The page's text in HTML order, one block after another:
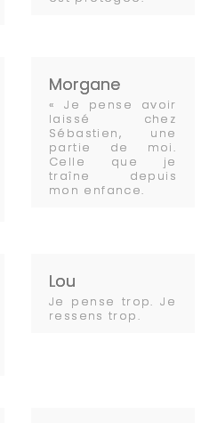
Morgane
« Je pense avoir
laissé chez
Sébastien, une
partie de moi.
Celle que je
traîne depuis
mon enfance.
Lou
Je pense trop. Je
ressens trop.